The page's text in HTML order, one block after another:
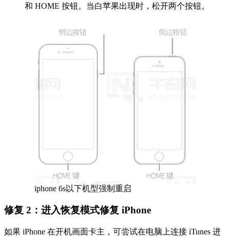
和 HOME 按钮。当白苹果出现时，松开两个按钮。
iphone 6s以下机型强制重启
修复 2：进入恢复模式修复 iPhone
如果 iPhone 在开机画面卡主，可尝试在电脑上连接 iTunes 进